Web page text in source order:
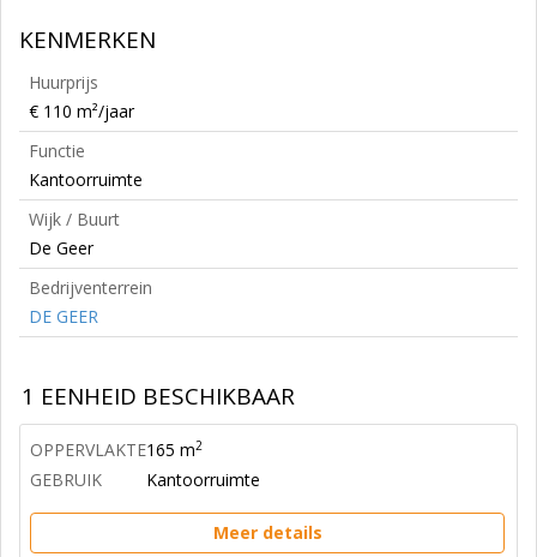
KENMERKEN
Huurprijs
€ 110 m²/jaar
Functie
Kantoorruimte
Wijk / Buurt
De Geer
Bedrijventerrein
DE GEER
1 EENHEID BESCHIKBAAR
OPPERVLAKTE165 m2
GEBRUIK Kantoorruimte
Meer details